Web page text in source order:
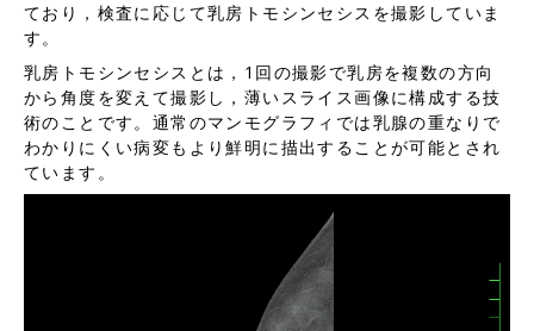
ており，検査に応じて乳房トモシンセシスを撮影していま
す。
乳房トモシンセシスとは，1回の撮影で乳房を複数の方向
から角度を変えて撮影し，薄いスライス画像に構成する技
術のことです。通常のマンモグラフィでは乳腺の重なりで
わかりにくい病変もより鮮明に描出することが可能とされ
ています。